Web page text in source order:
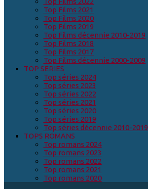
Top Films 2021
Top Films 2020
Top Films 2019
Top Films décennie 2010-2019
Top Films 2018
Top Films 2017
Top Films décennie 2000-2009
TOP SERIES
Top séries 2024
Top séries 2023
Top séries 2022
Top séries 2021
Top séries 2020
Top séries 2019
Top séries décennie 2010-2019
TOPS ROMANS
Top romans 2024
Top romans 2023
Top romans 2022
Top romans 2021
Top romans 2020